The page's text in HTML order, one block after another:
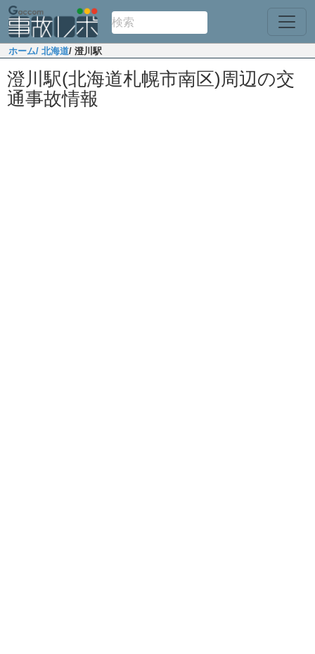
ホーム/ 北海道/ 澄川駅
澄川駅(北海道札幌市南区)周辺の交
通事故情報